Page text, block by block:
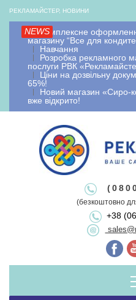
Skip
content
РЕКЛАМАЙСТЕР, НОВИНИ
NEWSКомплексне
магазину “Все для
Навчання
Розробка рекламного
послуги РВК
Ціни на дозвільну
65%!
Новий магазин «Сиро-
вже відкрито!
Рекламайстер це:
вивіски лайтбокси, об'ємні
Виготовлення рекламоносіїв
рекламні конструкції під
дозволу на
(безкоштовно
+38